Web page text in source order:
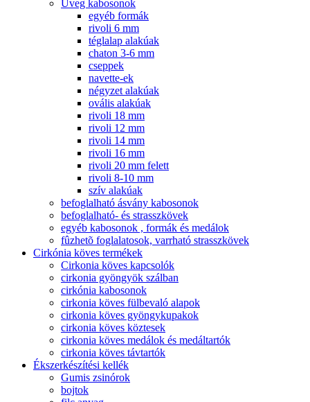
Üveg kabosonok
egyéb formák
rivoli 6 mm
téglalap alakúak
chaton 3-6 mm
cseppek
navette-ek
négyzet alakúak
ovális alakúak
rivoli 18 mm
rivoli 12 mm
rivoli 14 mm
rivoli 16 mm
rivoli 20 mm felett
rivoli 8-10 mm
szív alakúak
befoglalható ásvány kabosonok
befoglalható- és strasszkövek
egyéb kabosonok , formák és medálok
fûzhetõ foglalatosok, varrható strasszkövek
Cirkónia köves termékek
Cirkonia köves kapcsolók
cirkonia gyöngyök szálban
cirkónia kabosonok
cirkonia köves fülbevaló alapok
cirkonia köves gyöngykupakok
cirkonia köves köztesek
cirkonia köves medálok és medáltartók
cirkonia köves távtartók
Ékszerkészítési kellék
Gumis zsinórok
bojtok